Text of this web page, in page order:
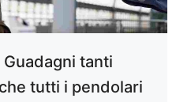
tanti
tutti i pendolari